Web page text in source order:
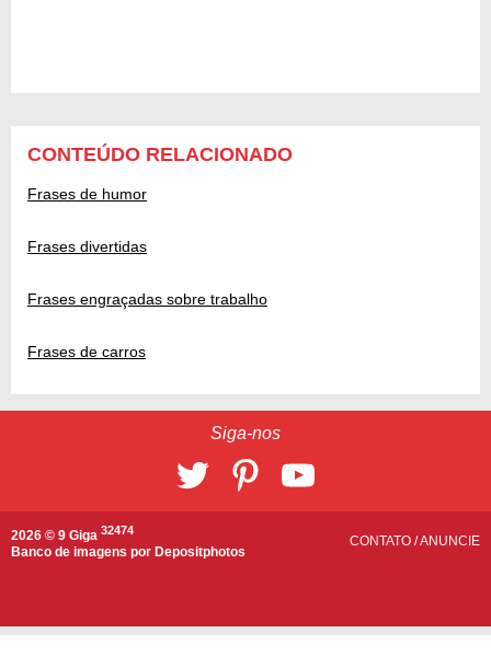
CONTEÚDO RELACIONADO
Frases de humor
Frases divertidas
Frases engraçadas sobre trabalho
Frases de carros
Siga-nos
2026 © 9 Giga 32474
Banco de imagens por Depositphotos
CONTATO /ANUNCIE